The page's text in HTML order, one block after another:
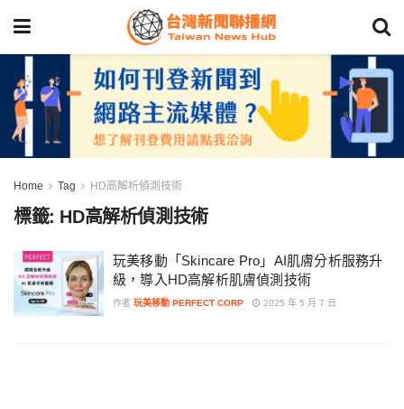
Home Tag HD高解析偵測技術
標籤: HD高解析偵測技術
玩美移動「Skincare Pro」AI肌膚分析服務升
級，導入HD高解析肌膚偵測技術
作者 玩美移動 PERFECT CORP 2025 年 5 月 7 日